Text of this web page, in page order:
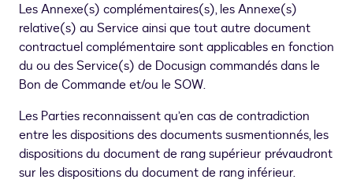
Les Annexe(s) complémentaires(s), les Annexe(s)
relative(s) au Service ainsi que tout autre document
contractuel complémentaire sont applicables en fonction
du ou des Service(s) de Docusign commandés dans le
Bon de Commande et/ou le SOW.
Les Parties reconnaissent qu’en cas de contradiction
entre les dispositions des documents susmentionnés, les
dispositions du document de rang supérieur prévaudront
sur les dispositions du document de rang inférieur.